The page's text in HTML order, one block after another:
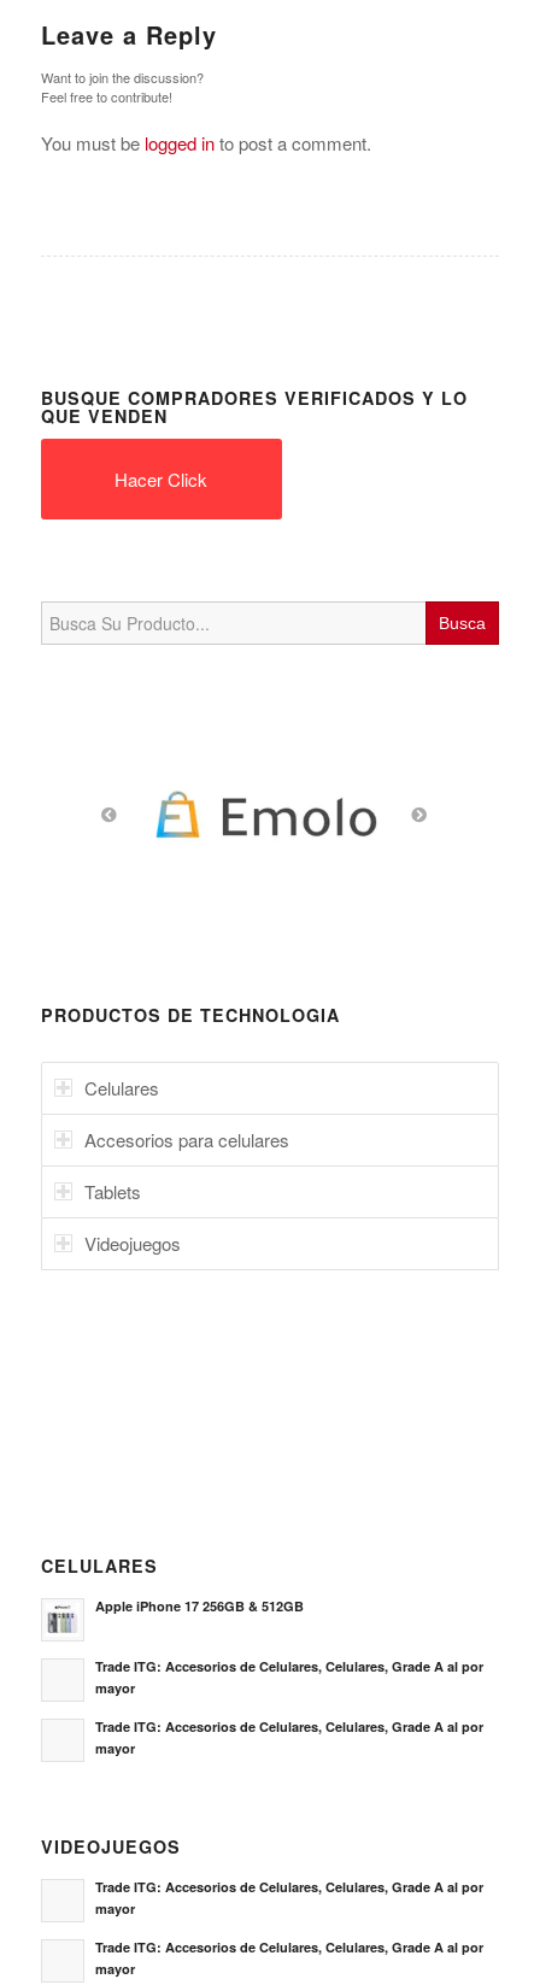
Leave a Reply
Want to join the discussion?
Feel free to contribute!
You must be logged into post a comment.
BUSQUE COMPRADORES VERIFICADOS Y LO
QUE VENDEN
Hacer Click
Search
for:
PRODUCTOS DE TECHNOLOGIA
Celulares
Accesorios para celulares
Tablets
Videojuegos
CELULARES
Apple iPhone 17 256GB & 512GB
Trade ITG: Accesorios de Celulares, Celulares, Grade A al por
mayor
Trade ITG: Accesorios de Celulares, Celulares, Grade A al por
mayor
VIDEOJUEGOS
Trade ITG: Accesorios de Celulares, Celulares, Grade A al por
mayor
Trade ITG: Accesorios de Celulares, Celulares, Grade A al por
mayor